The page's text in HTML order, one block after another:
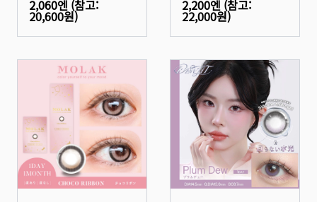
2,060엔 (참고:
20,600원)
2,200엔 (참고:
22,000원)